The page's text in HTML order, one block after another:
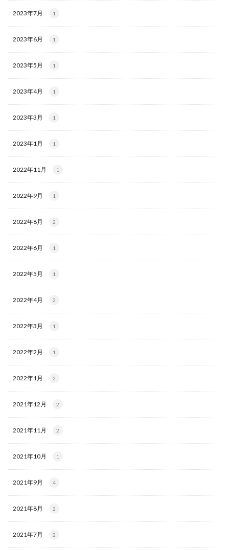
2023年7月 1
2023年6月 1
2023年5月 1
2023年4月 1
2023年3月 1
2023年1月 1
2022年11月 1
2022年9月 1
2022年8月 2
2022年6月 1
2022年5月 1
2022年4月 2
2022年3月 1
2022年2月 1
2022年1月 2
2021年12月 2
2021年11月 2
2021年10月 1
2021年9月 4
2021年8月 2
2021年7月 2